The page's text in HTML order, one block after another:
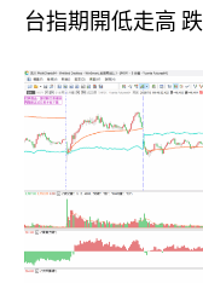
台指期開低走高